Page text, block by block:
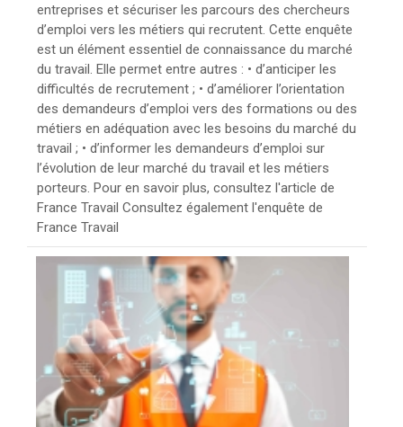
entreprises et sécuriser les parcours des chercheurs
d’emploi vers les métiers qui recrutent. Cette enquête
est un élément essentiel de connaissance du marché
du travail. Elle permet entre autres : • d’anticiper les
difficultés de recrutement ; • d’améliorer l’orientation
des demandeurs d’emploi vers des formations ou des
métiers en adéquation avec les besoins du marché du
travail ; • d’informer les demandeurs d’emploi sur
l’évolution de leur marché du travail et les métiers
porteurs. Pour en savoir plus, consultez l'article de
France Travail Consultez également l'enquête de
France Travail